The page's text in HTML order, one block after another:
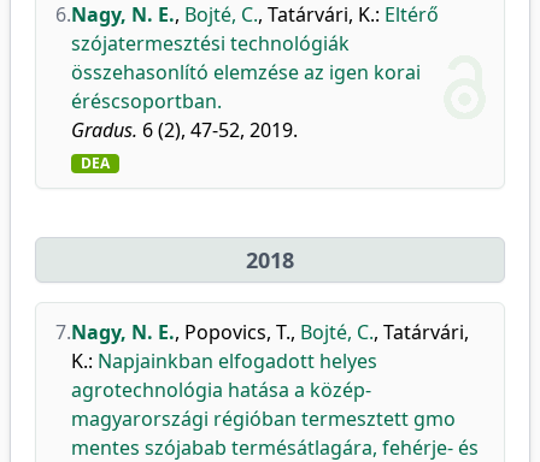
6.Nagy, N. E., Bojté, C., Tatárvári, K.: Eltérő
szójatermesztési technológiák
összehasonlító elemzése az igen korai
éréscsoportban.
Gradus. 6 (2), 47-52, 2019.
DEA
2018
7.Nagy, N. E., Popovics, T., Bojté, C., Tatárvári,
K.: Napjainkban elfogadott helyes
agrotechnológia hatása a közép-
magyarországi régióban termesztett gmo
mentes szójabab termésátlagára, fehérje- és